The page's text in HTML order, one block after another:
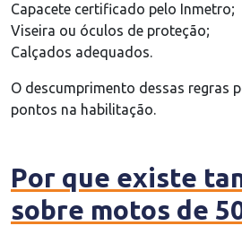
Capacete certificado pelo Inmetro;
Viseira ou óculos de proteção;
Calçados adequados.
O descumprimento dessas regras
pontos na habilitação.
Por que existe
sobre motos de